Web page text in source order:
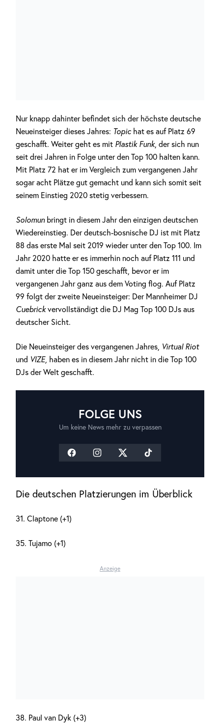
Nur knapp dahinter befindet sich der höchste deutsche
Neueinsteiger dieses Jahres: Topichat es auf Platz 69
geschafft. Weiter geht es mit Plastik Funk, der sich nun
seit drei Jahren in Folge unter den Top 100 halten kann.
Mit Platz 72 hat er im Vergleich zum vergangenen Jahr
sogar acht Plätze gut gemacht und kann sich somit seit
seinem Einstieg 2020 stetig verbessern.
Solomun bringt in diesem Jahr den einzigen deutschen
Wiedereinstieg. Der deutsch-bosnische DJ ist mit Platz
88 das erste Mal seit 2019 wieder unter den Top 100. Im
Jahr 2020 hatte er es immerhin noch auf Platz 111 und
damit unter die Top 150 geschafft, bevor er im
vergangenen Jahr ganz aus dem Voting flog. Auf Platz
99 folgt der zweite Neueinsteiger: Der Mannheimer DJ
Cuebrickvervollständigt die DJ Mag Top 100 DJs aus
deutscher Sicht.
Die Neueinsteiger des vergangenen Jahres, Virtual Riot
und VIZE, haben es in diesem Jahr nicht in die Top 100
DJs der Welt geschafft.
FOLGE UNS
Um keine News mehr zu verpassen
Die deutschen Platzierungen im Überblick
31. Claptone (+1)
35. Tujamo (+1)
Anzeige
38. Paul van Dyk (+3)